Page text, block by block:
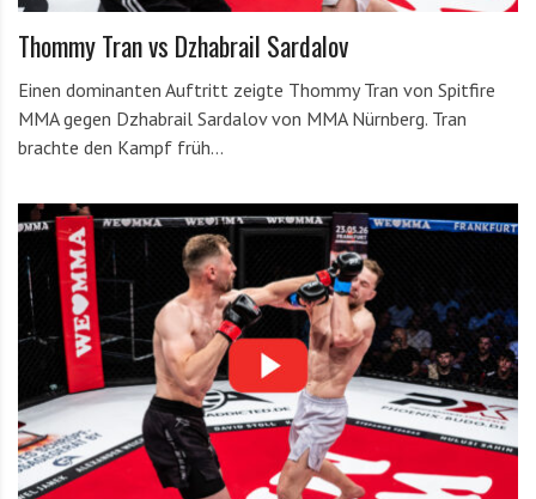
Thommy Tran vs Dzhabrail Sardalov
Einen dominanten Auftritt zeigte Thommy Tran von Spitfire
MMA gegen Dzhabrail Sardalov von MMA Nürnberg. Tran
brachte den Kampf früh…